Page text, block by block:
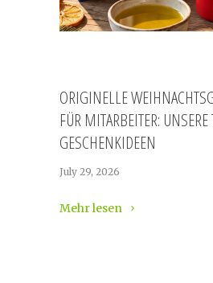
ORIGINELLE
FÜR MITARBEITER:
GESCHENKIDEEN
July 29, 2026
Mehr lesen